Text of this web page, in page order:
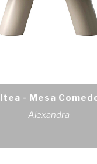
- Mesa
Alexandra